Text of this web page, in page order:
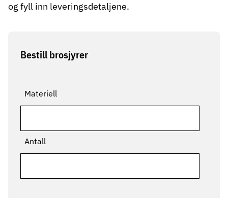
og fyll inn leveringsdetaljene.
Bestill brosjyrer